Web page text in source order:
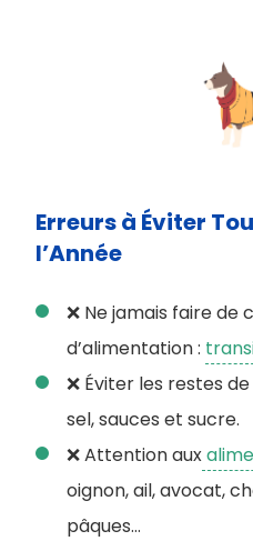
Erreurs à Éviter
l’Année
❌ Ne jamais faire
d’alimentation :
❌ Éviter les restes
sel, sauces et sucre.
❌ Attention aux
oignon, ail, avocat,
pâques…